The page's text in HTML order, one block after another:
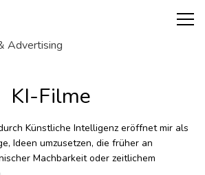
Advertising
KI-Filme
Künstliche Intelligenz eröffnet mir als
Ideen umzusetzen, die früher an
Machbarkeit oder zeitlichem